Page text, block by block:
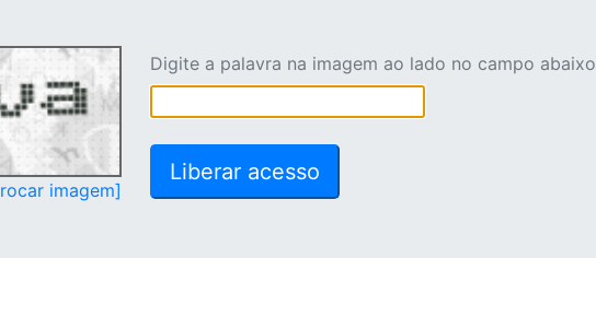
imagem]
Digite a palavra na imagem ao lado no campo abaixo